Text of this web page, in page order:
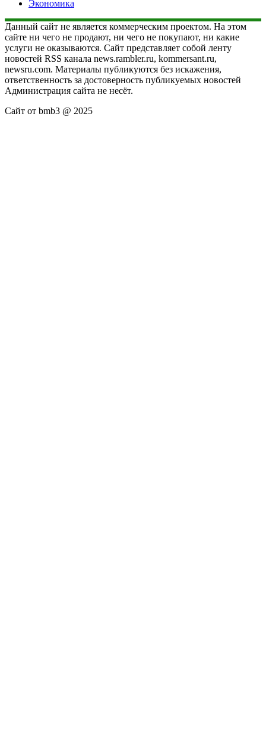
Экономика
Данный сайт не является коммерческим проектом. На этом
сайте ни чего не продают, ни чего не покупают, ни какие
услуги не оказываются. Сайт представляет собой ленту
новостей RSS канала news.rambler.ru, kommersant.ru,
newsru.com. Материалы публикуются без искажения,
ответственность за достоверность публикуемых новостей
Администрация сайта не несёт.
Сайт от bmb3 @ 2025